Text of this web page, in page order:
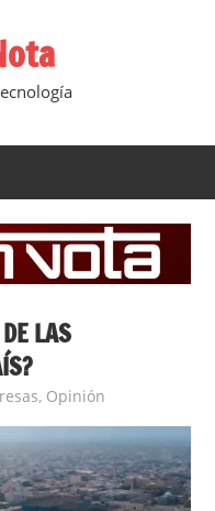
LAS
Herrera
, Opinión